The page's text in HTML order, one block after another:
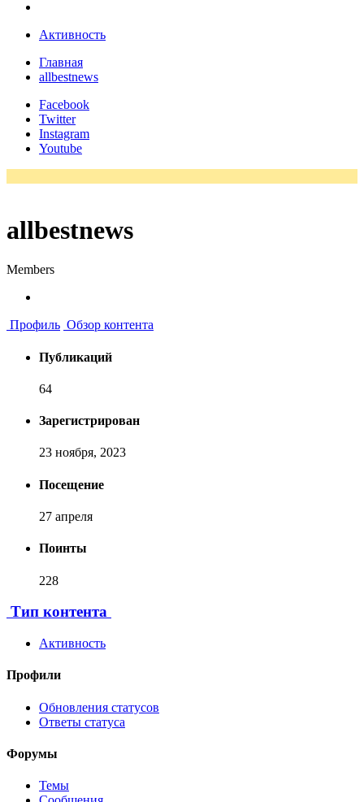
Активность
Главная
allbestnews
Facebook
Twitter
Instagram
Youtube
allbestnews
Members
Профиль Обзор контента
Публикаций
64
Зарегистрирован
23 ноября, 2023
Посещение
27 апреля
Поинты
228
Тип контента
Активность
Профили
Обновления статусов
Ответы статуса
Форумы
Темы